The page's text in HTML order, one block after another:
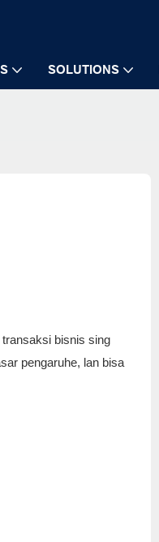
SOLUTIONS
bisnis sing
pengaruhe, lan bisa